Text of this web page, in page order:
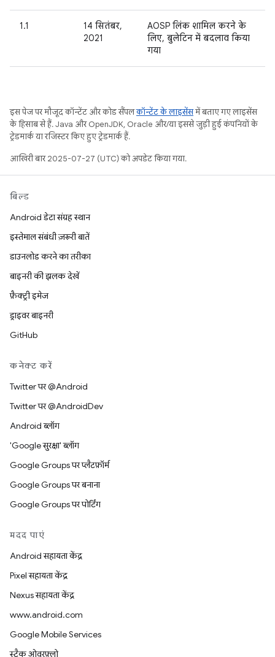
1.1
14 सितंबर,
2021
AOSP लिंक शामिल करने के
लिए, बुलेटिन में बदलाव किया
गया
इस पेज पर मौजूद कॉन्टेंट और कोड सैंपलकॉन्टेंट के लाइसेंसमें बताए गए लाइसेंस
के हिसाब से हैं. Java और OpenJDK, Oracle और/या इससे जुड़ी हुई कंपनियों के
ट्रेडमार्क या रजिस्टर किए हुए ट्रेडमार्क हैं.
आखिरी बार 2025-07-27 (UTC) को अपडेट किया गया.
बिल्ड
Android डेटा संग्रह स्थान
इस्तेमाल संबंधी ज़रूरी बातें
डाउनलोड करने का तरीका
बाइनरी की झलक देखें
फ़ैक्ट्री इमेज
ड्राइवर बाइनरी
GitHub
कनेक्ट करें
Twitter पर @Android
Twitter पर @AndroidDev
Android ब्लॉग
'Google सुरक्षा' ब्लॉग
Google Groups पर प्लैटफ़ॉर्म
Google Groups पर बनाना
Google Groups पर पोर्टिंग
मदद पाएं
Android सहायता केंद्र
Pixel सहायता केंद्र
Nexus सहायता केंद्र
www.android.com
Google Mobile Services
स्टैक ओवरफ़्लो